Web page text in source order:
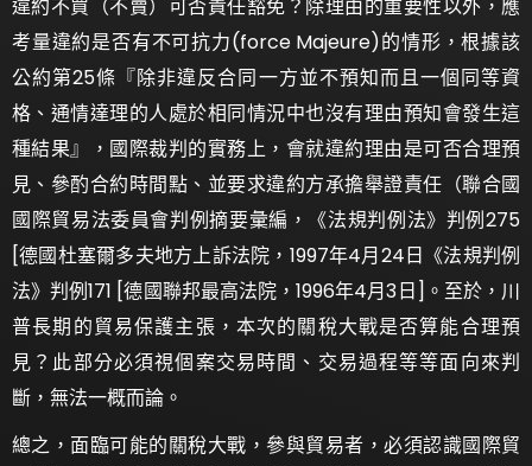
違約不買（不賣）可否責任豁免？除理由的重要性以外，應
考量違約是否有不可抗力(force Majeure)的情形，根據該
公約第25條『除非違反合同一方並不預知而且一個同等資
格、通情達理的人處於相同情況中也沒有理由預知會發生這
種結果』，國際裁判的實務上，會就違約理由是可否合理預
見、參酌合約時間點、並要求違約方承擔舉證責任（聯合國
國際貿易法委員會判例摘要彙編，《法規判例法》判例275
[德國杜塞爾多夫地方上訴法院，1997年4月24日《法規判例
法》判例171 [德國聯邦最高法院，1996年4月3日]。至於，川
普長期的貿易保護主張，本次的關稅大戰是否算能合理預
見？此部分必須視個案交易時間、交易過程等等面向來判
斷，無法一概而論。
總之，面臨可能的關稅大戰，參與貿易者，必須認識國際貿